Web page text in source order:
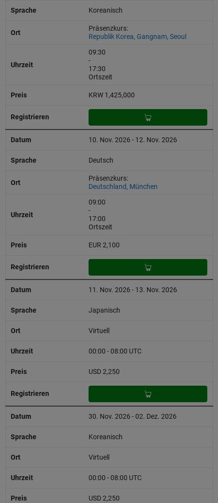
Koreanisch
Präsenzkurs:
Republik Korea, Gangnam, Seoul
09:30
-
17:30
Ortszeit
KRW 1,425,000
10. Nov. 2026 - 12. Nov. 2026
Deutsch
Präsenzkurs:
Deutschland, München
09:00
-
17:00
Ortszeit
EUR 2,100
11. Nov. 2026 - 13. Nov. 2026
Japanisch
Virtuell
00:00 - 08:00 UTC
USD 2,250
30. Nov. 2026 - 02. Dez. 2026
Koreanisch
Virtuell
00:00 - 08:00 UTC
USD 2,250